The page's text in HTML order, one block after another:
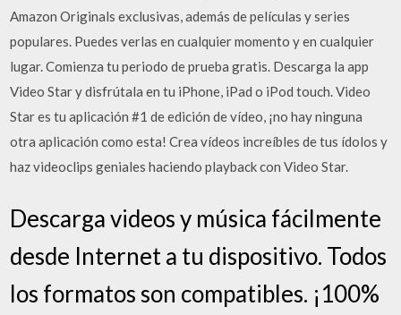
Amazon Originals exclusivas, además de películas y series
populares. Puedes verlas en cualquier momento y en cualquier
lugar. Comienza tu periodo de prueba gratis. Descarga la app
Video Star y disfrútala en tu iPhone, iPad o iPod touch. ‎Video
Star es tu aplicación #1 de edición de vídeo, ¡no hay ninguna
otra aplicación como esta! Crea vídeos increíbles de tus ídolos y
haz videoclips geniales haciendo playback con Video Star.
Descarga videos y música fácilmente
desde Internet a tu dispositivo. Todos
los formatos son compatibles. ¡100%